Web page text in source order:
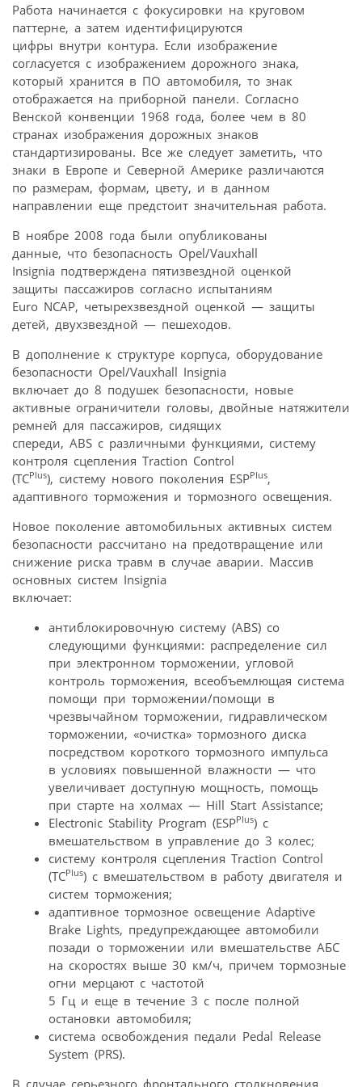
Работа начинается с фокусировки на круговом
паттерне, а затем идентифицируются
цифры внутри контура. Если изображение
согласуется с изображением дорожного знака,
который хранится в ПО автомобиля, то знак
отображается на приборной панели. Согласно
Венской конвенции 1968 года, более чем в 80
странах изображения дорожных знаков
стандартизированы. Все же следует заметить, что
знаки в Европе и Северной Америке различаются
по размерам, формам, цвету, и в данном
направлении еще предстоит значительная работа.
В ноябре 2008 года были опубликованы
данные, что безопасность Opel/Vauxhall
Insignia подтверждена пятизвездной оценкой
защиты пассажиров согласно испытаниям
Euro NCAP, четырехзвездной оценкой — защиты
детей, двухзвездной — пешеходов.
В дополнение к структуре корпуса, оборудование
безопасности Opel/Vauxhall Insignia
включает до 8 подушек безопасности, новые
активные ограничители головы, двойные натяжители
ремней для пассажиров, сидящих
спереди, ABS с различными функциями, систему
контроля сцепления Traction Control
(TCPlus), систему нового поколения ESPPlus,
адаптивного торможения и тормозного освещения.
Новое поколение автомобильных активных систем
безопасности рассчитано на предотвращение или
снижение риска травм в случае аварии. Массив
основных систем Insignia
включает:
антиблокировочную систему (ABS) со
следующими функциями: распределение сил
при электронном торможении, угловой
контроль торможения, всеобъемлющая система
помощи при торможении/помощи в
чрезвычайном торможении, гидравлическом
торможении, «очистка» тормозного диска
посредством короткого тормозного импульса
в условиях повышенной влажности — что
увеличивает доступную мощность, помощь
при старте на холмах — Hill Start Assistance;
Electronic Stability Program (ESPPlus) с
вмешательством в управление до 3 колес;
систему контроля сцепления Traction Control
(TCPlus) с вмешательством в работу двигателя и
систем торможения;
адаптивное тормозное освещение Adaptive
Brake Lights, предупреждающее автомобили
позади о торможении или вмешательстве АБС
на скоростях выше 30 км/ч, причем тормозные
огни мерцают с частотой
5 Гц и еще в течение 3 с после полной
остановки автомобиля;
система освобождения педали Pedal Release
System (PRS).
В случае серьезного фронтального столкновения